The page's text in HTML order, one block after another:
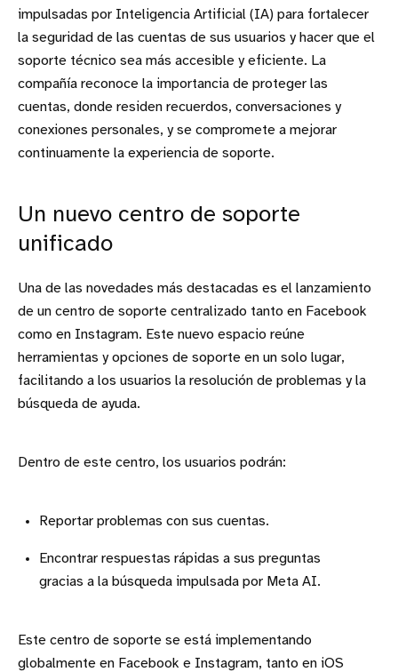
impulsadas por Inteligencia Artificial (IA) para fortalecer
la seguridad de las cuentas de sus usuarios y hacer que el
soporte técnico sea más accesible y eficiente. La
compañía reconoce la importancia de proteger las
cuentas, donde residen recuerdos, conversaciones y
conexiones personales, y se compromete a mejorar
continuamente la experiencia de soporte.
Un nuevo centro de soporte
unificado
Una de las novedades más destacadas es el lanzamiento
de un centro de soporte centralizado tanto en Facebook
como en Instagram. Este nuevo espacio reúne
herramientas y opciones de soporte en un solo lugar,
facilitando a los usuarios la resolución de problemas y la
búsqueda de ayuda.
Dentro de este centro, los usuarios podrán:
Reportar problemas con sus cuentas.
Encontrar respuestas rápidas a sus preguntas
gracias a la búsqueda impulsada por Meta AI.
Este centro de soporte se está implementando
globalmente en Facebook e Instagram, tanto en iOS